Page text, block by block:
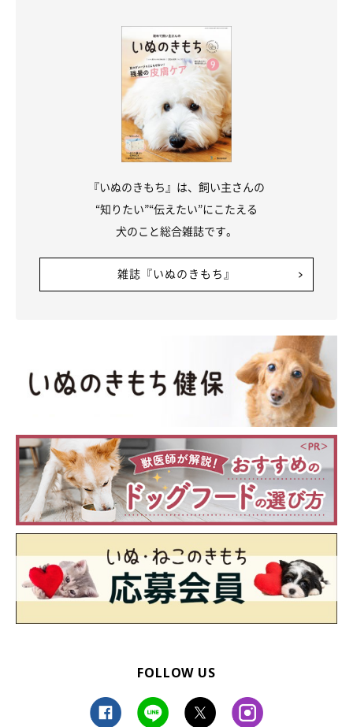
『いぬのきもち』は、飼い主さんの
“知りたい”“伝えたい”にこたえる
犬のこと総合雑誌です。
雑誌『いぬのきもち』
FOLLOW US